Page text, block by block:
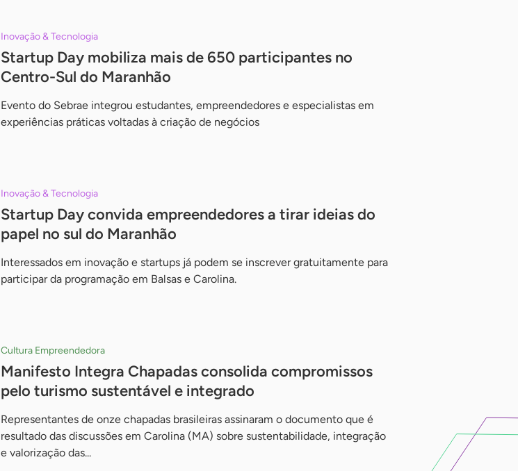
Inovação & Tecnologia
Startup Day mobiliza mais de 650 participantes no
Centro-Sul do Maranhão
Evento do Sebrae integrou estudantes, empreendedores e especialistas em
experiências práticas voltadas à criação de negócios
Inovação & Tecnologia
Startup Day convida empreendedores a tirar ideias do
papel no sul do Maranhão
Interessados em inovação e startups já podem se inscrever gratuitamente para
participar da programação em Balsas e Carolina.
Cultura Empreendedora
Manifesto Integra Chapadas consolida compromissos
pelo turismo sustentável e integrado
Representantes de onze chapadas brasileiras assinaram o documento que é
resultado das discussões em Carolina (MA) sobre sustentabilidade, integração
e valorização das...